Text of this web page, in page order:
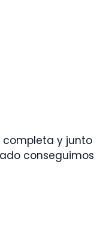
y junto
conseguimos